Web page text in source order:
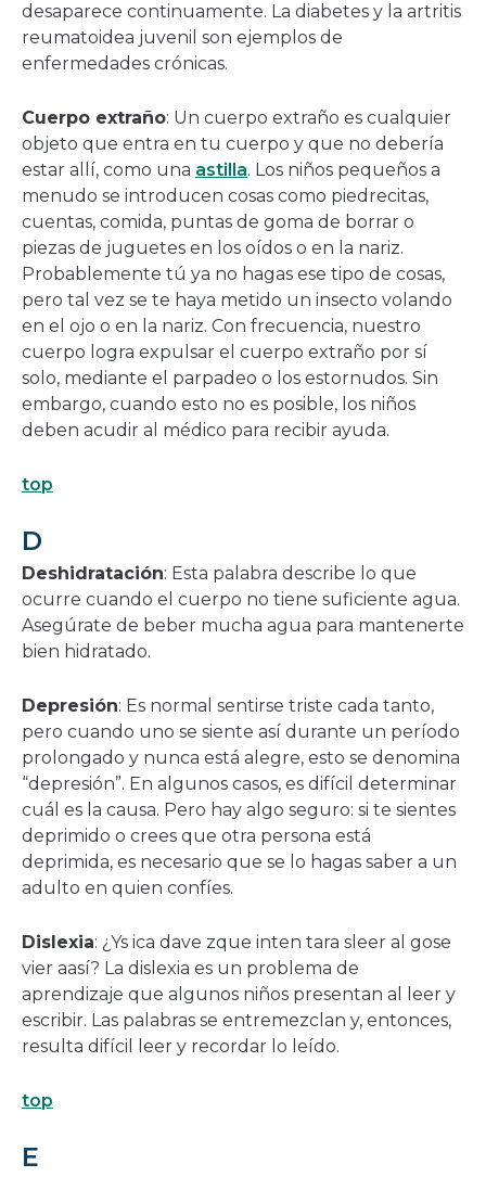
desaparece continuamente. La diabetes y la artritis
reumatoidea juvenil son ejemplos de
enfermedades crónicas.
Cuerpo extraño: Un cuerpo extraño es cualquier
objeto que entra en tu cuerpo y que no debería
estar allí, como una astilla. Los niños pequeños a
menudo se introducen cosas como piedrecitas,
cuentas, comida, puntas de goma de borrar o
piezas de juguetes en los oídos o en la nariz.
Probablemente tú ya no hagas ese tipo de cosas,
pero tal vez se te haya metido un insecto volando
en el ojo o en la nariz. Con frecuencia, nuestro
cuerpo logra expulsar el cuerpo extraño por sí
solo, mediante el parpadeo o los estornudos. Sin
embargo, cuando esto no es posible, los niños
deben acudir al médico para recibir ayuda.
top
D
Deshidratación: Esta palabra describe lo que
ocurre cuando el cuerpo no tiene suficiente agua.
Asegúrate de beber mucha agua para mantenerte
bien hidratado.
Depresión: Es normal sentirse triste cada tanto,
pero cuando uno se siente así durante un período
prolongado y nunca está alegre, esto se denomina
“depresión”. En algunos casos, es difícil determinar
cuál es la causa. Pero hay algo seguro: si te sientes
deprimido o crees que otra persona está
deprimida, es necesario que se lo hagas saber a un
adulto en quien confíes.
Dislexia: ¿Ys ica dave zque inten tara sleer al gose
vier aasí? La dislexia es un problema de
aprendizaje que algunos niños presentan al leer y
escribir. Las palabras se entremezclan y, entonces,
resulta difícil leer y recordar lo leído.
top
E